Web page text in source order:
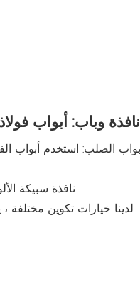
نافذة وباب: أبواب
نافذة سبيكة
لدينا خيارات تكوين مختلفة